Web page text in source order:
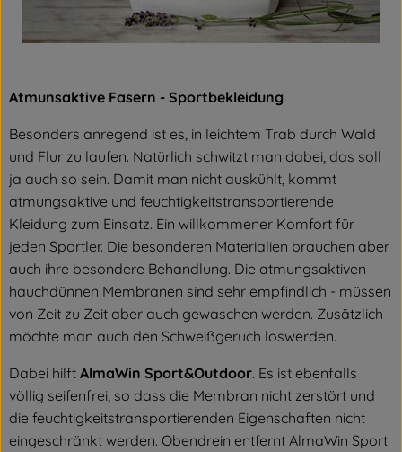
Atmunsaktive Fasern - Sportbekleidung
Besonders anregend ist es, in leichtem Trab durch Wald
und Flur zu laufen. Natürlich schwitzt man dabei, das soll
ja auch so sein. Damit man nicht auskühlt, kommt
atmungsaktive und feuchtigkeitstransportierende
Kleidung zum Einsatz. Ein willkommener Komfort für
jeden Sportler. Die besonderen Materialien brauchen aber
auch ihre besondere Behandlung. Die atmungsaktiven
hauchdünnen Membranen sind sehr empfindlich - müssen
von Zeit zu Zeit aber auch gewaschen werden. Zusätzlich
möchte man auch den Schweißgeruch loswerden.
Dabei hilft AlmaWin Sport&Outdoor. Es ist ebenfalls
völlig seifenfrei, so dass die Membran nicht zerstört und
die feuchtigkeitstransportierenden Eigenschaften nicht
eingeschränkt werden. Obendrein entfernt AlmaWin Sport